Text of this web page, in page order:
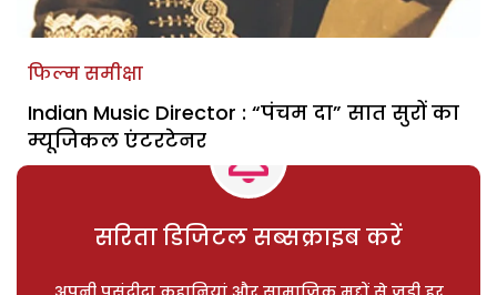
फिल्म समीक्षा
Indian Music Director : “पंचम दा” सात सुरों का
म्यूजिकल एंटरटेनर
सरिता डिजिटल सब्सक्राइब करें